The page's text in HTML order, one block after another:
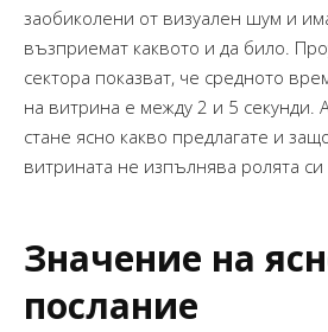
заобиколени от визуален шум и
възприемат каквото и да било.
сектора показват, че средното
на витрина е между 2 и 5 секунди.
стане ясно какво предлагате и
витрината не изпълнява ролята
Значение на
послание